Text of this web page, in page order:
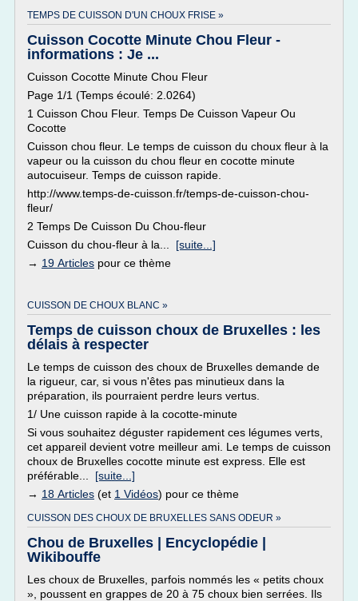
TEMPS DE CUISSON D'UN CHOUX FRISE »
Cuisson Cocotte Minute Chou Fleur -
informations : Je ...
Cuisson Cocotte Minute Chou Fleur
Page 1/1 (Temps écoulé: 2.0264)
1 Cuisson Chou Fleur. Temps De Cuisson Vapeur Ou
Cocotte
Cuisson chou fleur. Le temps de cuisson du choux fleur à la
vapeur ou la cuisson du chou fleur en cocotte minute
autocuiseur. Temps de cuisson rapide.
http://www.temps-de-cuisson.fr/temps-de-cuisson-chou-
fleur/
2 Temps De Cuisson Du Chou-fleur
Cuisson du chou-fleur à la... [suite...]
→ 19 Articles pour ce thème
CUISSON DE CHOUX BLANC »
Temps de cuisson choux de Bruxelles : les
délais à respecter
Le temps de cuisson des choux de Bruxelles demande de
la rigueur, car, si vous n'êtes pas minutieux dans la
préparation, ils pourraient perdre leurs vertus.
1/ Une cuisson rapide à la cocotte-minute
Si vous souhaitez déguster rapidement ces légumes verts,
cet appareil devient votre meilleur ami. Le temps de cuisson
choux de Bruxelles cocotte minute est express. Elle est
préférable... [suite...]
→ 18 Articles (et 1 Vidéos) pour ce thème
CUISSON DES CHOUX DE BRUXELLES SANS ODEUR »
Chou de Bruxelles | Encyclopédie |
Wikibouffe
Les choux de Bruxelles, parfois nommés les « petits choux
», poussent en grappes de 20 à 75 choux bien serrées. Ils